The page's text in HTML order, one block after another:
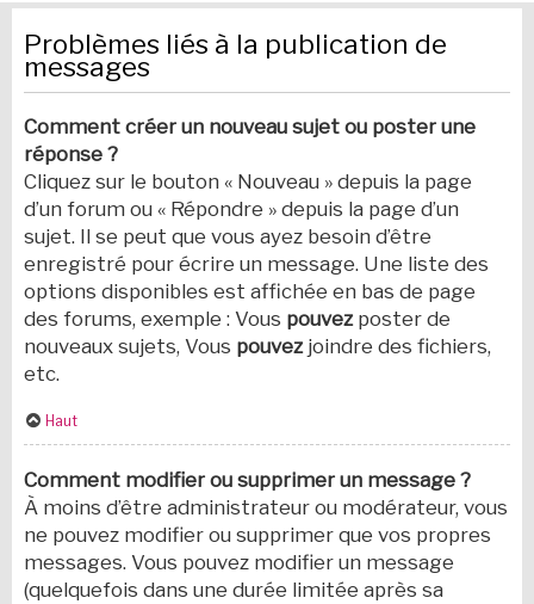
Problèmes liés à la publication de
messages
Comment créer un nouveau sujet ou poster une
réponse ?
Cliquez sur le bouton « Nouveau » depuis la page
d’un forum ou « Répondre » depuis la page d’un
sujet. Il se peut que vous ayez besoin d’être
enregistré pour écrire un message. Une liste des
options disponibles est affichée en bas de page
des forums, exemple : Vous pouvezposter de
nouveaux sujets, Vous pouvezjoindre des fichiers,
etc.
Haut
Comment modifier ou supprimer un message ?
À moins d’être administrateur ou modérateur, vous
ne pouvez modifier ou supprimer que vos propres
messages. Vous pouvez modifier un message
(quelquefois dans une durée limitée après sa